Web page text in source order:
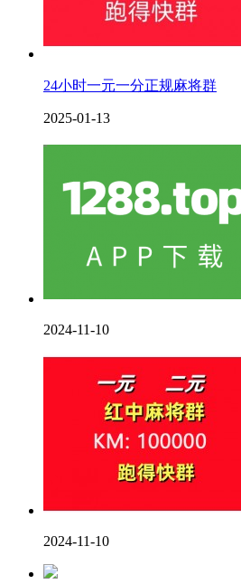
24小时一元一分正规麻将群
2025-01-13
2024-11-10
2024-11-10